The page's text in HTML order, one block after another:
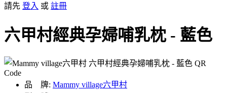
請先 登入 或 註冊
六甲村經典孕婦哺乳枕 - 藍色
品 牌: Mammy village六甲村